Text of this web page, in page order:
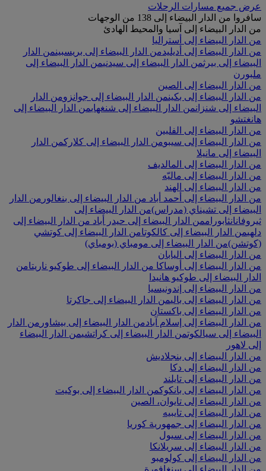
عرض جميع مسارات الرحلات
سافروا من الدار البيضاء إلى 138 من الوجهات
من الدار البيضاء إلى آسيا والمحيط الهادئ
من الدار البيضاء إلى أستراليا
من الدار البيضاء إلى أديليدمن الدار البيضاء إلى بريسبينمن الدار
البيضاء إلى بيرثمن الدار البيضاء إلى سيدنيمن الدار البيضاء إلى
ملبورن
من الدار البيضاء إلى الصين
من الدار البيضاء إلى بكينمن الدار البيضاء إلى جوانزومن الدار
البيضاء إلى شنزانمن الدار البيضاء إلى شنغهايمن الدار البيضاء إلى
هانغتشو
من الدار البيضاء إلى الفلبين
من الدار البيضاء إلى سيبومن الدار البيضاء إلى كلاركمن الدار
البيضاء إلى مانيلا
من الدار البيضاء إلى المالديف
من الدار البيضاء إلى ماليّه
من الدار البيضاء إلى الهند
من الدار البيضاء إلى أحمد أباد من الدار البيضاء إلى بنغالور من الدار
البيضاء إلى تشيناي (مدراس)من الدار البيضاء إلى
ثيروفانانثابوراممن الدار البيضاء إلى حيدر أباد من الدار البيضاء إلى
دلهيمن الدار البيضاء إلى كالكوتامن الدار البيضاء إلى كوتشي
(كوتشن)من الدار البيضاء إلى مومباي (بومباي)
من الدار البيضاء إلى اليابان
من الدار البيضاء إلى أوساكا من الدار البيضاء إلى طوكيو ناريتامن
الدار البيضاء إلى طوكيو هانيدا
من الدار البيضاء إلى إندونيسيا
من الدار البيضاء إلى باليمن الدار البيضاء إلى جاكرتا
من الدار البيضاء إلى باكستان
من الدار البيضاء إلى إسلام آبادمن الدار البيضاء إلى بيشاور من الدار
البيضاء إلى سيالكوتمن الدار البيضاء إلى كراتشيمن الدار البيضاء
إلى لاهور
من الدار البيضاء إلى بنجلاديش
من الدار البيضاء إلى دكا
من الدار البيضاء إلى تايلند
من الدار البيضاء إلى بانكوكمن الدار البيضاء إلى بوكيت
من الدار البيضاء إلى تايوان، الصين
من الدار البيضاء إلى تايبيه
من الدار البيضاء إلى جمهورية كوريا
من الدار البيضاء إلى سيول
من الدار البيضاء إلى سريلانكا
من الدار البيضاء إلى كولومبو
من الدار البيضاء إلى سنغافورة